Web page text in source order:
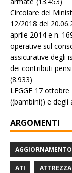
Circolare del
12/2018 del
aprile 2014 e n.
operative sul
assicurative degli
dei contributi
(8.933)
LEGGE 17
((bambini)) e degli
ARGOMENTI
AGGIORNAMENTO
ATI